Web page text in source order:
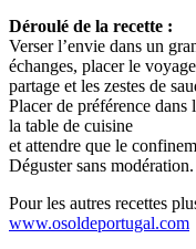
Déroulé de la recette :
Verser l’envie dans un
échanges, placer le
partage et les zestes de
Placer de préférence
la table de cuisine
et attendre que le
Déguster sans modération.
Pour les autres recettes
www.osoldeportugal.com